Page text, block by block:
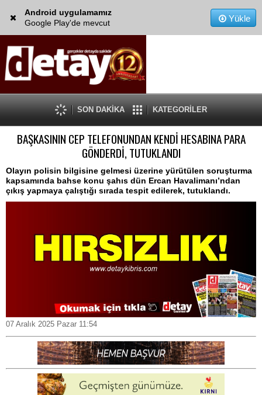
Android uygulamamız
Google Play'de mevcut
Yükle
SON DAKİKA KATEGORİLER
BAŞKASININ CEP TELEFONUNDAN KENDİ HESABINA PARA
GÖNDERDİ, TUTUKLANDI
Olayın polisin bilgisine gelmesi üzerine yürütülen soruşturma
kapsamında bahse konu şahıs dün Ercan Havalimanı’ndan
çıkış yapmaya çalıştığı sırada tespit edilerek, tutuklandı.
07 Aralık 2025 Pazar 11:54